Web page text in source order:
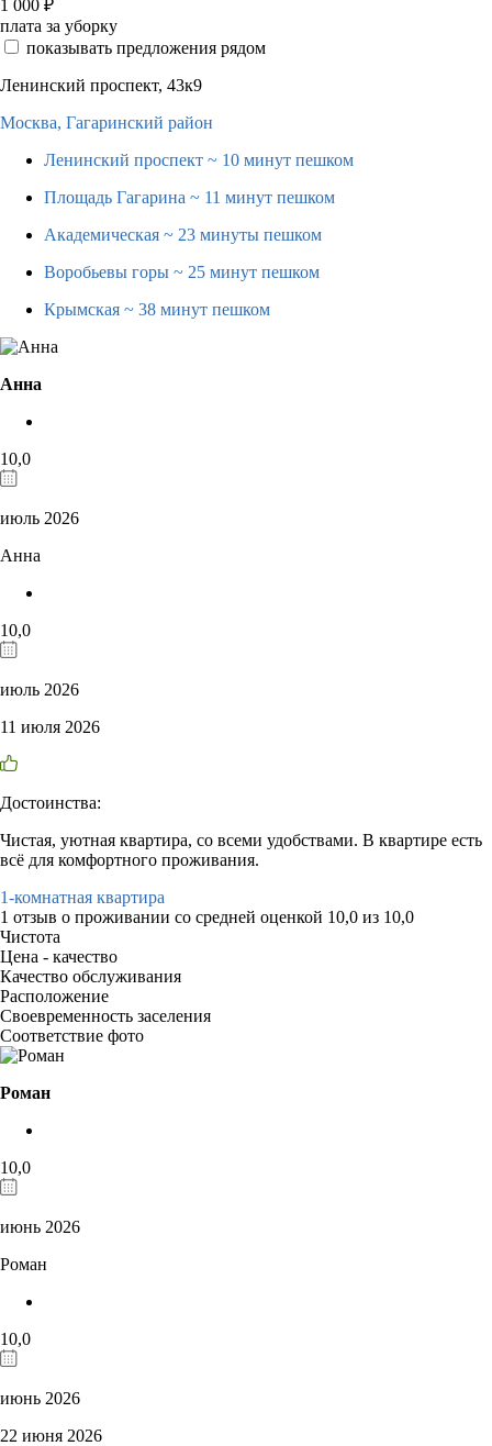
1 000 ₽
плата за уборку
показывать предложения рядом
Ленинский проспект, 43к9
Москва, Гагаринский район
Ленинский проспект ~ 10 минут пешком
Площадь Гагарина ~ 11 минут пешком
Академическая ~ 23 минуты пешком
Воробьевы горы ~ 25 минут пешком
Крымская ~ 38 минут пешком
Анна
10,0
июль 2026
Анна
10,0
июль 2026
11 июля 2026
Достоинства:
Чистая, уютная квартира, со всеми удобствами. В квартире есть
всё для комфортного проживания.
1-комнатная квартира
1 отзыв о проживании со средней оценкой 10,0 из 10,0
Чистота
Цена - качество
Качество обслуживания
Расположение
Своевременность заселения
Соответствие фото
Роман
10,0
июнь 2026
Роман
10,0
июнь 2026
22 июня 2026